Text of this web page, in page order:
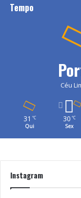
Tempo
Céu
31 ℃
Qui
30 ℃
Sex
Instagram